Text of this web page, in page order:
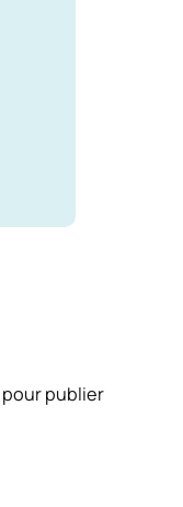
pour publier